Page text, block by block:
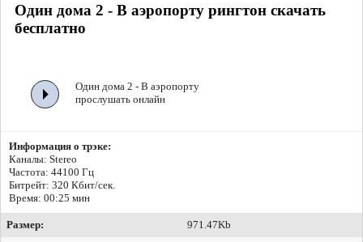
Один дома 2 - В аэропорту рингтон скачать
бесплатно
Один дома 2 - В аэропорту
прослушать онлайн
Информация о трэке:
Каналы: Stereo
Частота: 44100 Гц
Битрейт: 320 Кбит/сек.
Время: 00:25 мин
Размер:
971.47Kb